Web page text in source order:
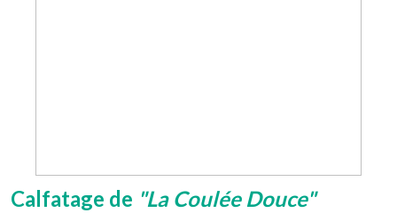
Calfatage de "La Coulée Douce"